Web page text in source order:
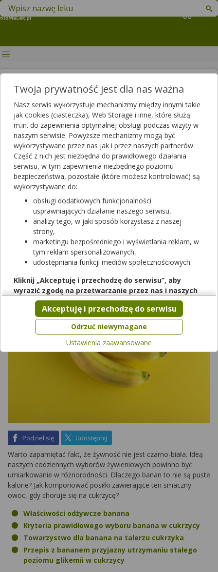
Koszyk
Znajdź lek w swojej okolicy
Banany a cukrzyca. Czy można
jeść banany chorując na
cukrzycę?
Publikacja: 2020-09-03 14:45 Aktualizacja: 2023-12-06 11:25
konsumentów. Do jego popularności przyczynia się całoroczna
dostępność w sklepach oraz stosunkowo niska cena. Banany a
cukrzyca - czy można je spożywać? Jeżeli po zdiagnozowaniu
cukrzycy usłyszałeś, że już nigdy nie będziesz mógł zjeść
banana, to warto zapoznać się z treścią artykułu. Na co
powinny zwrócić uwagę osoby z zaburzeniami gospodarki
węglowodanowej?
Autor
Podziel sięna FacebookUdostępnij
Artykuł rekomendowany przez:
magister farmacji Bartłomiej Łuczyński
Warto zapamiętać fakt, że żywność nie jest czarno-biała. Ideą
naszych codziennych wyborów żywieniowych powinno być
umiarkowanie w różnorodności. Dlaczego banan to nie są puste
kalorie? Jak komponować posiłki zawierające ten smaczny
owoc, gdy choruje się na cukrzycę?
Właściwości odżywcze banana
Kryteria prawidłowego wyboru banana w cukrzycy
Towarzystwo dla banana na talerzu cukrzyka
Przepis z bananem przyjazny utrzymaniu stałego
poziomu glikemii w cukrzycy
Twoja prywatność jest dla nas ważna
Nasz serwis wykorzystuje mechanizmy między innymi takie
jak cookies (ciasteczka), Web Storage i inne, które służą
m.in. do zapewnienia optymalnej obsługi podczas wizyty w
naszym serwisie. Powyższe mechanizmy mogą być
wykorzystywane przez nas jak i przez naszych partnerów.
Część z nich jest niezbędna do prawidłowego działania
serwisu, w tym zapewnienia niezbędnego poziomu
bezpieczeństwa, pozostałe (które możesz kontrolować) są
wykorzystywane do:
obsługi dodatkowych funkcjonalności
usprawniających działanie naszego serwisu,
analizy tego, w jaki sposób korzystasz z naszej
strony,
marketingu bezpośredniego i wyświetlania reklam, w
tym reklam spersonalizowanych,
udostępniania funkcji mediów społecznościowych.
Kliknij „Akceptuję i przechodzę do serwisu”, aby
wyrazić zgodę na przetwarzanie przez nas i naszych
partnerów Twoich danych w powyższych celach.
Pamiętaj, że wyrażenie zgody jest dobrowolne, a wyrażoną
zgodę możesz w każdej chwili cofnąć, możesz też wycofać
zgodę na przetwarzanie Twoich danych tylko w niektórych
celach. Jeżeli chcesz dowiedzieć się więcej lub chcesz
przeprowadzić konfigurację szczegółową, to możesz tego
dokonać za pomocą „Ustawień zaawansowanych”.
Więcej informacji na temat wykorzystywania narzędzi
Odrzuć niewymagane
Akceptuję i przechodzę do serwisu
Ustawienia zaawansowane